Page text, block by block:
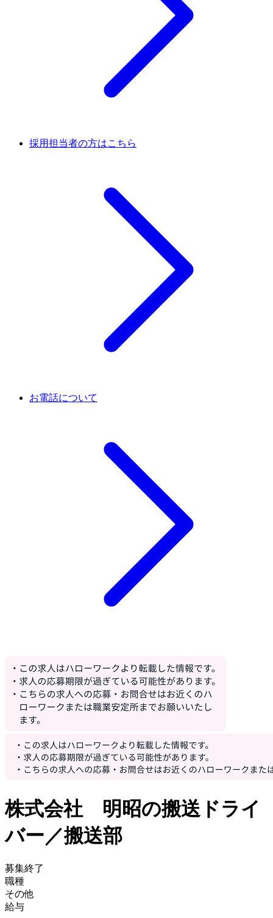
採用担当者の方はこちら
お電話について
株式会社 明昭の搬送ドライ
バー／搬送部
募集終了
職種
その他
給与